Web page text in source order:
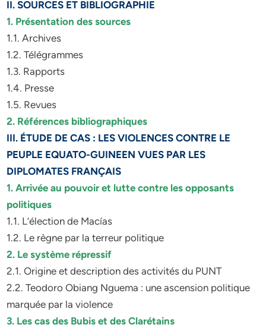
II. SOURCES ET BIBLIOGRAPHIE
1. Présentation des sources
1.1. Archives
1.2. Télégrammes
1.3. Rapports
1.4. Presse
1.5. Revues
2. Références bibliographiques
III. ÉTUDE DE CAS : LES VIOLENCES CONTRE LE
PEUPLE EQUATO-GUINEEN VUES PAR LES
DIPLOMATES FRANÇAIS
1. Arrivée au pouvoir et lutte contre les opposants
politiques
1.1. L’élection de Macías
1.2. Le règne par la terreur politique
2. Le système répressif
2.1. Origine et description des activités du PUNT
2.2. Teodoro Obiang Nguema : une ascension politique
marquée par la violence
3. Les cas des Bubis et des Clarétains